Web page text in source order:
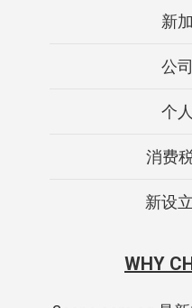
新
公
个
消费
新设
WHY